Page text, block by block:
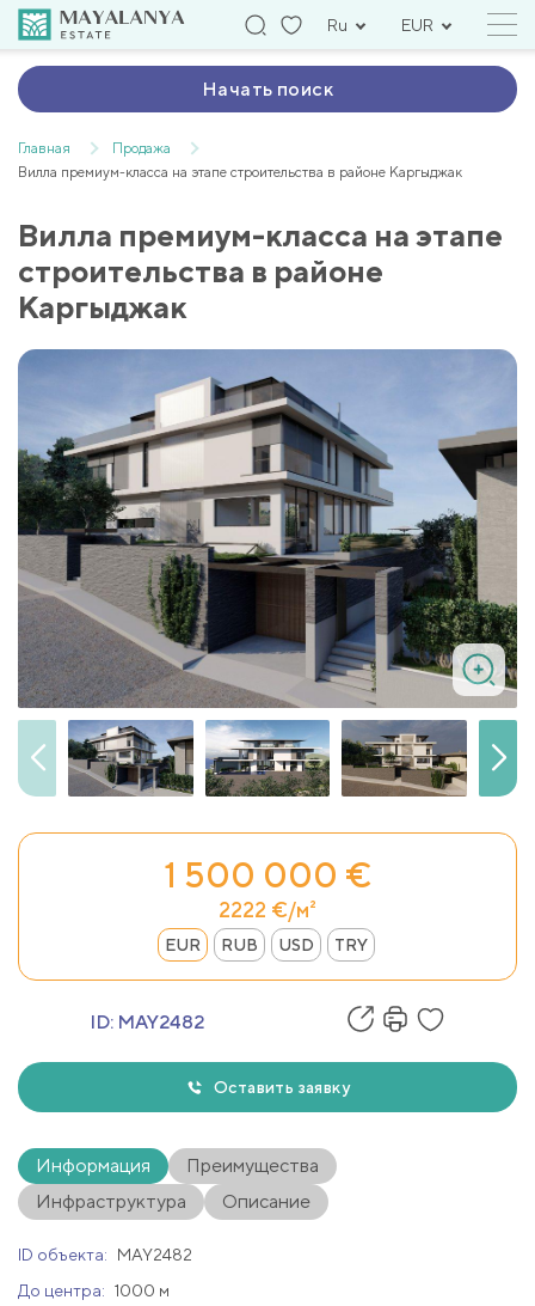
Ru EUR
Начать поиск
Главная
Продажа
Вилла премиум-класса на этапе строительства в районе Каргыджак
Вилла премиум-класса на этапе
строительства в районе
Каргыджак
1 500 000 €
2222 €/м²
EUR RUB USD TRY
ID: MAY2482
Оставить заявку
Информация
Преимущества
Инфраструктура
Описание
ID объекта:
MAY2482
До центра: 1000 м